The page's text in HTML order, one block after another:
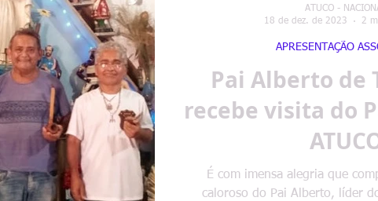
Pai Alberto de
recebe visita do
É com imensa alegria que
caloroso do Pai Alberto, líder
APRESENTAÇÃO
ATUCO -
18 de dez. de 2023
2